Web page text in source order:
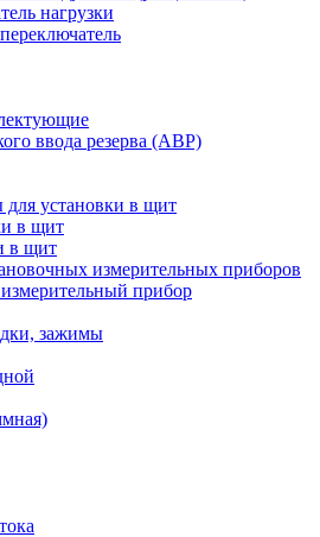
нагрузки
ввода резерва (АВР)
установки в щит
в щит
в щит
измерительных приборов
прибор
зажимы